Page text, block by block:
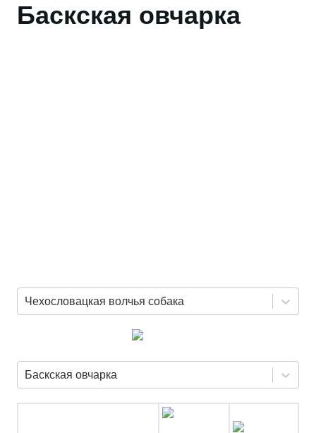
Баскская овчарка
Чехословацкая волчья собака
Баскская овчарка